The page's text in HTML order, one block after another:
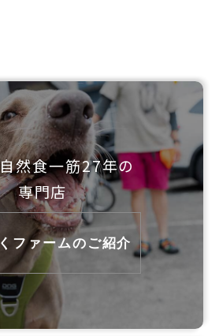
然食一筋27年の
専門店
ファームのご紹介